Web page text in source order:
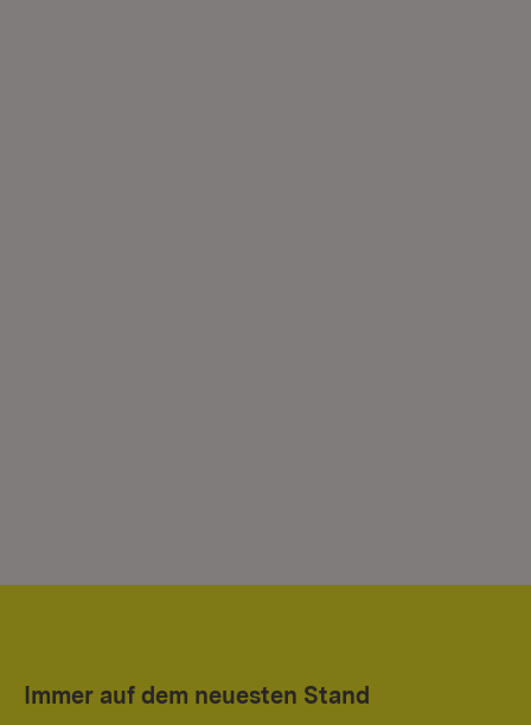
Immer auf dem neuesten Stand